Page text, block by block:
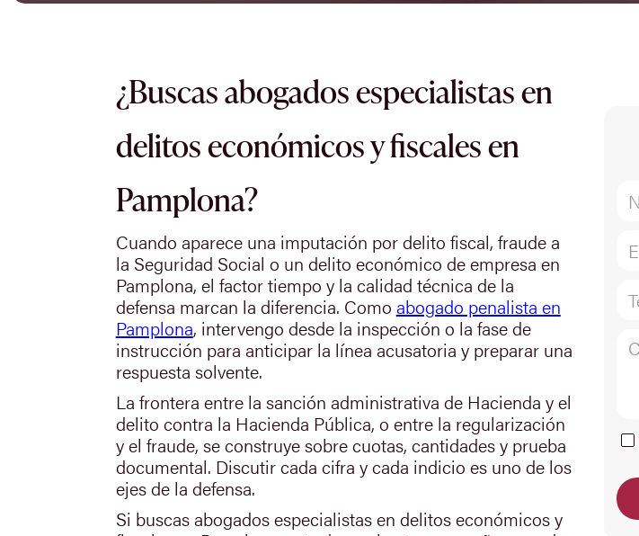
¿Buscas abogados especialistas en
delitos económicos y fiscales en
Pamplona?
Cuando aparece una imputación por delito fiscal, fraude a
la Seguridad Social o un delito económico de empresa en
Pamplona, el factor tiempo y la calidad técnica de la
defensa marcan la diferencia. Como abogado penalista en
Pamplona, intervengo desde la inspección o la fase de
instrucción para anticipar la línea acusatoria y preparar una
respuesta solvente.
La frontera entre la sanción administrativa de Hacienda y el
delito contra la Hacienda Pública, o entre la regularización
y el fraude, se construye sobre cuotas, cantidades y prueba
documental. Discutir cada cifra y cada indicio es uno de los
ejes de la defensa.
Si buscas abogados especialistas en delitos económicos y